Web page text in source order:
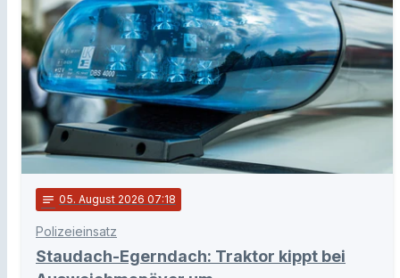
notes 05. August 2026 07:18
Polizeieinsatz
Staudach-Egerndach: Traktor kippt bei